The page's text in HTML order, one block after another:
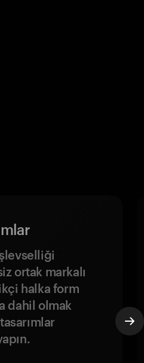
ortak markalı
halka form
dahil olmak